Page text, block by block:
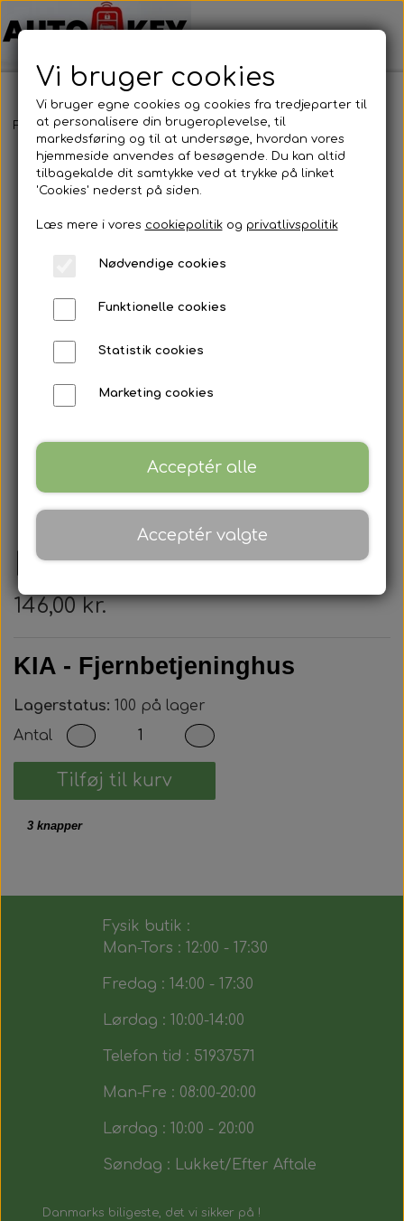
Forside Bilnøgler Kia Nøglehus Kia - Nøglehus
Kia - Nøglehus
146,00 kr.
KIA - Fjernbetjeninghus
Lagerstatus: 100 på lager
Antal
Tilføj til kurv
3 knapper
Fysik butik :
Man-Tors : 12:00 - 17:30
Fredag : 14:00 - 17:30
Lørdag : 10:00-14:00
Telefon tid : 51937571
Man-Fre : 08:00-20:00
Lørdag : 10:00 - 20:00
Søndag : Lukket/Efter Aftale
Danmarks biligeste, det vi sikker på !
Vi bruger cookies
Vi bruger egne cookies og cookies fra tredjeparter til
at personalisere din brugeroplevelse, til
markedsføring og til at undersøge, hvordan vores
hjemmeside anvendes af besøgende. Du kan altid
tilbagekalde dit samtykke ved at trykke på linket
'Cookies' nederst på siden.
Læs mere i vores cookiepolitikog privatlivspolitik
Nødvendige cookies
Funktionelle cookies
Statistik cookies
Marketing cookies
Acceptér alle
Acceptér valgte